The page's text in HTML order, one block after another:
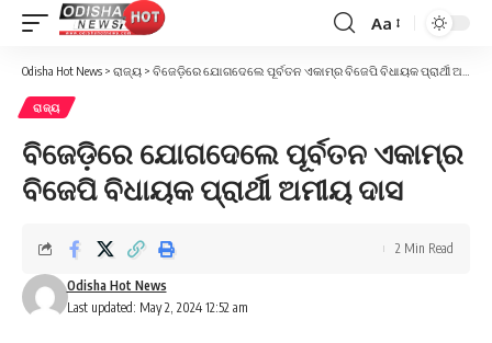
Font
Resizer
Aa
Odisha Hot News > ରାଜ୍ୟ > ବିଜେଡ଼ିରେ ଯୋଗଦେଲେ ପୂର୍ବତନ ଏକାମ୍ର ବିଜେପି ବିଧାୟକ ପ୍ରାର୍ଥୀ ଅମୀୟ ଦାସ
ରାଜ୍ୟ
ବିଜେଡ଼ିରେ ଯୋଗଦେଲେ ପୂର୍ବତନ ଏକାମ୍ର
ବିଜେପି ବିଧାୟକ ପ୍ରାର୍ଥୀ ଅମୀୟ ଦାସ
Last updated: May 2, 2024 12:52 am
Odisha Hot News
2 Min Read